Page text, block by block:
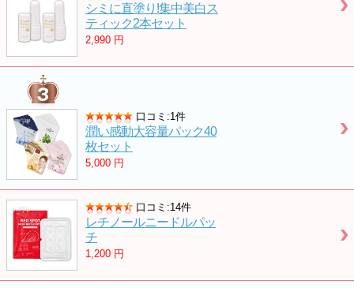
シミに直塗り!集中美白ス
ティック2本セット
2,990 円
口コミ:1件
潤い感動大容量パック40
枚セット
5,000 円
口コミ:14件
レチノールニードルパッ
チ
1,200 円